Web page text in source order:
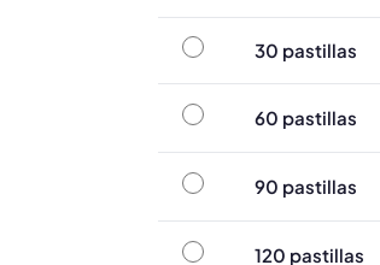
30 pastillas30 pastillas
60 pastillas60 pastillas
90 pastillas90 pastillas
120 pastillas120 pastillas